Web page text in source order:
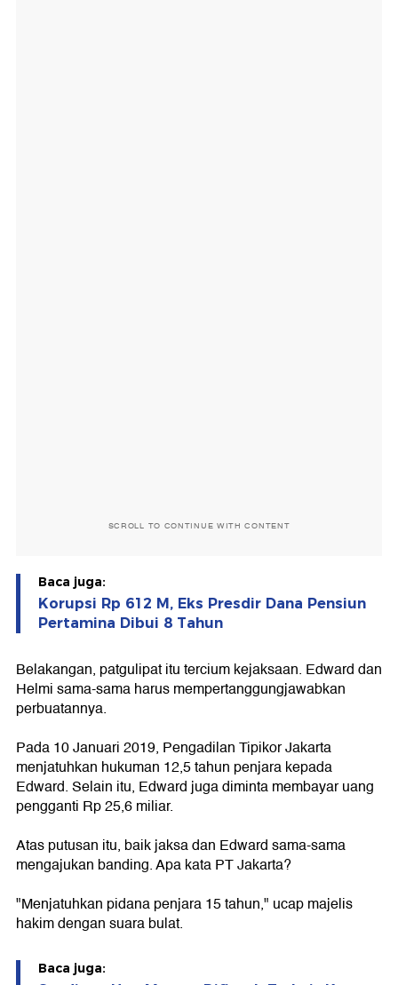
SCROLL TO CONTINUE WITH CONTENT
Baca juga:
Korupsi Rp 612 M, Eks Presdir Dana Pensiun
Pertamina Dibui 8 Tahun
Belakangan, patgulipat itu tercium kejaksaan. Edward dan
Helmi sama-sama harus mempertanggungjawabkan
perbuatannya.
Pada 10 Januari 2019, Pengadilan Tipikor Jakarta
menjatuhkan hukuman 12,5 tahun penjara kepada
Edward. Selain itu, Edward juga diminta membayar uang
pengganti Rp 25,6 miliar.
Atas putusan itu, baik jaksa dan Edward sama-sama
mengajukan banding. Apa kata PT Jakarta?
"Menjatuhkan pidana penjara 15 tahun," ucap majelis
hakim dengan suara bulat.
Baca juga: